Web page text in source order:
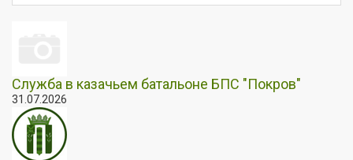
Служба в казачьем батальоне БПС "Покров"
31.07.2026